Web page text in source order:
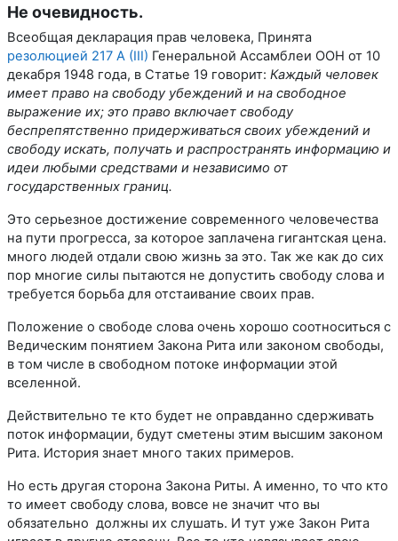
Не очевидность.
Всеобщая декларация прав человека, Принята
резолюцией 217 А (III) Генеральной Ассамблеи ООН от 10
декабря 1948 года, в Статье 19 говорит: Каждый человек
имеет право на свободу убеждений и на свободное
выражение их; это право включает свободу
беспрепятственно придерживаться своих убеждений и
свободу искать, получать и распространять информацию и
идеи любыми средствами и независимо от
государственных границ.
Это серьезное достижение современного человечества
на пути прогресса, за которое заплачена гигантская цена.
много людей отдали свою жизнь за это. Так же как до сих
пор многие силы пытаются не допустить свободу слова и
требуется борьба для отстаивание своих прав.
Положение о свободе слова очень хорошо соотноситься с
Ведическим понятием Закона Рита или законом свободы,
в том числе в свободном потоке информации этой
вселенной.
Действительно те кто будет не оправданно сдерживать
поток информации, будут сметены этим высшим законом
Рита. История знает много таких примеров.
Но есть другая сторона Закона Риты. А именно, то что кто
то имеет свободу слова, вовсе не значит что вы
обязательно должны их слушать. И тут уже Закон Рита